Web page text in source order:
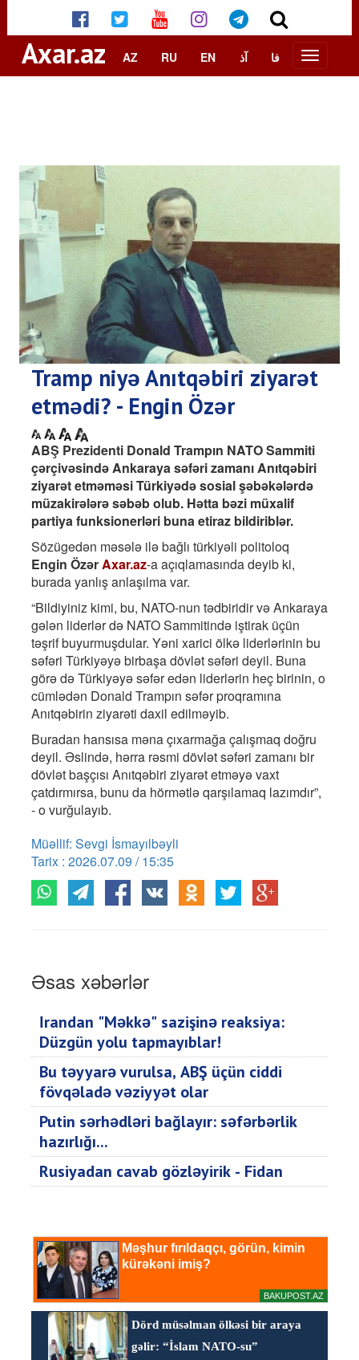
Axar.az AZ RU EN آذ فا
Tramp niyə Anıtqəbiri ziyarət
etmədi? - Engin Özər
ABŞ Prezidenti Donald Trampın NATO Sammiti
çərçivəsində Ankaraya səfəri zamanı Anıtqəbiri
ziyarət etməməsi Türkiyədə sosial şəbəkələrdə
müzakirələrə səbəb olub. Hətta bəzi müxalif
partiya funksionerləri buna etiraz bildiriblər.
Sözügedən məsələ ilə bağlı türkiyəli politoloq
Engin ÖzərAxar.az-a açıqlamasında deyib ki,
burada yanlış anlaşılma var.
“Bildiyiniz kimi, bu, NATO-nun tədbiridir və Ankaraya
gələn liderlər də NATO Sammitində iştirak üçün
təşrif buyurmuşdular. Yəni xarici ölkə liderlərinin bu
səfəri Türkiyəyə birbaşa dövlət səfəri deyil. Buna
görə də Türkiyəyə səfər edən liderlərin heç birinin, o
cümlədən Donald Trampın səfər proqramına
Anıtqəbirin ziyarəti daxil edilməyib.
Buradan hansısa məna çıxarmağa çalışmaq doğru
deyil. Əslində, hərra rəsmi dövlət səfəri zamanı bir
dövlət başçısı Anıtqəbiri ziyarət etməyə vaxt
çatdırmırsa, bunu da hörmətlə qarşılamaq lazımdır”,
- o vurğulayıb.
Müəllif: Sevgi İsmayılbəyli
Tarix : 2026.07.09 / 15:35
Əsas xəbərlər
İrandan "Məkkə" sazişinə reaksiya:
Düzgün yolu tapmayıblar!
Bu təyyarə vurulsa, ABŞ üçün ciddi
fövqəladə vəziyyət olar
Putin sərhədləri bağlayır: səfərbərlik
hazırlığı...
Rusiyadan cavab gözləyirik - Fidan